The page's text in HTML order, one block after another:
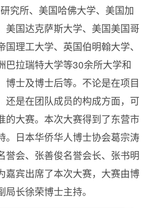
究所、美国哈佛大学、美国加
美国达克萨斯大学、美国美国哥
国理工大学、英国伯明翰大学、
巴拉瑞特大学等30余所大学和
博士及博士后等。不论是在项目
还是在团队成员的构成方面，可
的大赛。本次大赛得到了东营市
。日本华侨华人博士协会葛宗涛
誉会、张善俊名誉会长、张书明
嘉宾出席了本次大赛，大赛由博
长徐荣博士主持。